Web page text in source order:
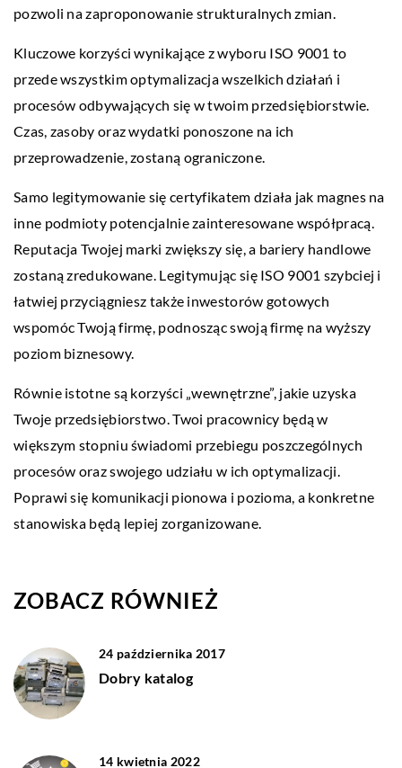
pozwoli na zaproponowanie strukturalnych zmian.
Kluczowe korzyści wynikające z wyboru ISO 9001 to
przede wszystkim optymalizacja wszelkich działań i
procesów odbywających się w twoim przedsiębiorstwie.
Czas, zasoby oraz wydatki ponoszone na ich
przeprowadzenie, zostaną ograniczone.
Samo legitymowanie się certyfikatem działa jak magnes na
inne podmioty potencjalnie zainteresowane współpracą.
Reputacja Twojej marki zwiększy się, a bariery handlowe
zostaną zredukowane. Legitymując się ISO 9001 szybciej i
łatwiej przyciągniesz także inwestorów gotowych
wspomóc Twoją firmę, podnosząc swoją firmę na wyższy
poziom biznesowy.
Równie istotne są korzyści „wewnętrzne”, jakie uzyska
Twoje przedsiębiorstwo. Twoi pracownicy będą w
większym stopniu świadomi przebiegu poszczególnych
procesów oraz swojego udziału w ich optymalizacji.
Poprawi się komunikacji pionowa i pozioma, a konkretne
stanowiska będą lepiej zorganizowane.
ZOBACZ RÓWNIEŻ
24 października 2017
Dobry katalog
14 kwietnia 2022